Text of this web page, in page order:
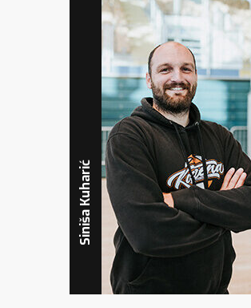
Siniša Kuharić